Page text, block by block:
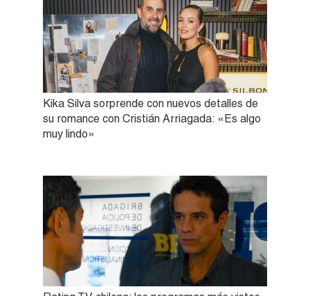
Kika Silva sorprende con nuevos detalles de
su romance con Cristián Arriagada: «Es algo
muy lindo»